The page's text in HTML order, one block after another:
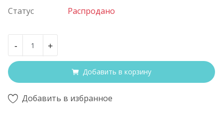
Статус Распродано
- +
Добавить в корзину
Добавить в избранное